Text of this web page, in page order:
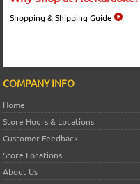
Shopping & Shipping Guide
COMPANY INFO
Home
Store Hours & Locations
Customer Feedback
Store Locations
About Us